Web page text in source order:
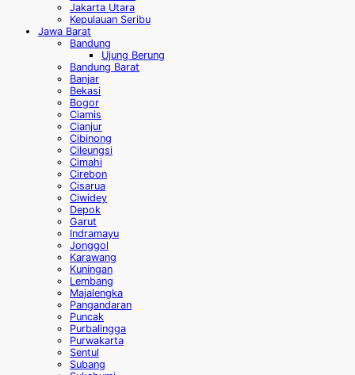
Jakarta Utara
Kepulauan Seribu
Jawa Barat
Bandung
Ujung Berung
Bandung Barat
Banjar
Bekasi
Bogor
Ciamis
Cianjur
Cibinong
Cileungsi
Cimahi
Cirebon
Cisarua
Ciwidey
Depok
Garut
Indramayu
Jonggol
Karawang
Kuningan
Lembang
Majalengka
Pangandaran
Puncak
Purbalingga
Purwakarta
Sentul
Subang